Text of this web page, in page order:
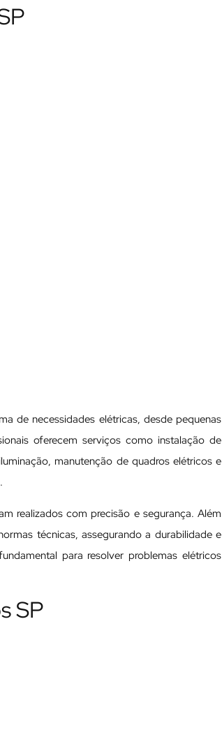
de necessidades elétricas, desde pequenas
oferecem serviços como instalação de
manutenção de quadros elétricos e
realizados com precisão e segurança. Além
técnicas, assegurando a durabilidade e
para resolver problemas elétricos
SP